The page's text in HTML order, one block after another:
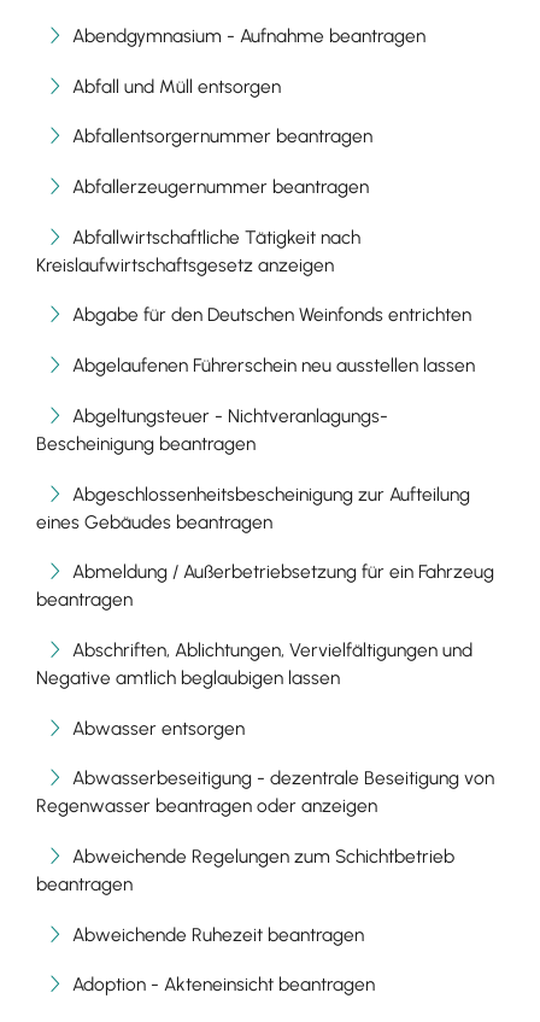
Abendgymnasium - Aufnahme beantragen
Abfall und Müll entsorgen
Abfallentsorgernummer beantragen
Abfallerzeugernummer beantragen
Abfallwirtschaftliche Tätigkeit nach
Kreislaufwirtschaftsgesetz anzeigen
Abgabe für den Deutschen Weinfonds entrichten
Abgelaufenen Führerschein neu ausstellen lassen
Abgeltungsteuer - Nichtveranlagungs-
Bescheinigung beantragen
Abgeschlossenheitsbescheinigung zur Aufteilung
eines Gebäudes beantragen
Abmeldung / Außerbetriebsetzung für ein Fahrzeug
beantragen
Abschriften, Ablichtungen, Vervielfältigungen und
Negative amtlich beglaubigen lassen
Abwasser entsorgen
Abwasserbeseitigung - dezentrale Beseitigung von
Regenwasser beantragen oder anzeigen
Abweichende Regelungen zum Schichtbetrieb
beantragen
Abweichende Ruhezeit beantragen
Adoption - Akteneinsicht beantragen